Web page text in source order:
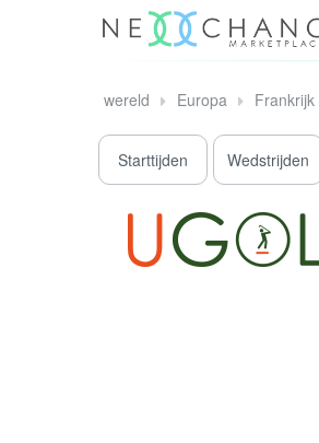
wereld Europa Frankrijk
Starttijden Wedstrijden